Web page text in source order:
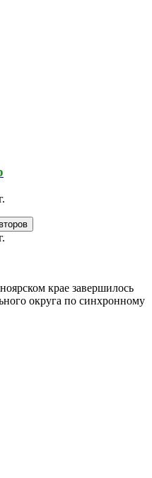
крае завершилось
округа по синхронному